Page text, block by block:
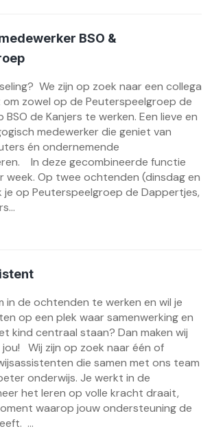
BSO &
We zijn op zoek naar een collega
zowel op de Peuterspeelgroep de
de Kanjers te werken. Een lieve en
medewerker die geniet van
én ondernemende
In deze gecombineerde functie
week. Op twee ochtenden (dinsdag en
op Peuterspeelgroep de Dappertjes,
in de ochtenden te werken en wil je
op een plek waar samenwerking en
kind centraal staan? Dan maken wij
Wij zijn op zoek naar één of
die samen met ons team
onderwijs. Je werkt in de
het leren op volle kracht draait,
waarop jouw ondersteuning de
...